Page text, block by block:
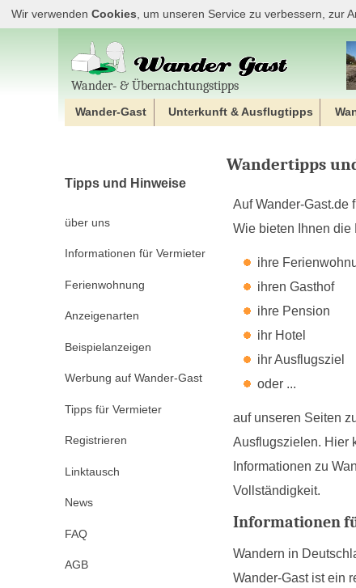
Wir verwenden Cookies , um unseren Service zu verbessern, zur
Wander‐ & Übernachtungstipps
Wander-Gast Unterkunft & Ausflugtipps
Tipps und Hinweise
über uns
Informationen für Vermieter
Ferienwohnung
Anzeigenarten
Beispielanzeigen
Werbung auf Wander-Gast
Tipps für Vermieter
Registrieren
Linktausch
News
FAQ
AGB
Wandertipps
Auf Wander-Gast.de
Wie bieten Ihnen die
ihre
ihren Gasthof
ihre Pension
ihr Hotel
ihr Ausflugsziel
oder ...
auf unseren Seiten
Ausflugszielen. Hier
Informationen zu
Vollständigkeit.
Informationen
Wandern in
Wander-Gast ist ein